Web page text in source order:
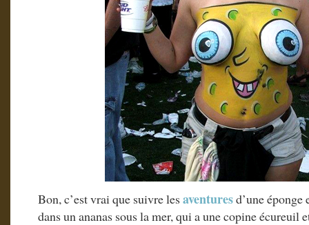
Bon, c’est vrai que suivre lesaventuresd’une
dans un ananas sous la mer, qui a une copine écureuil